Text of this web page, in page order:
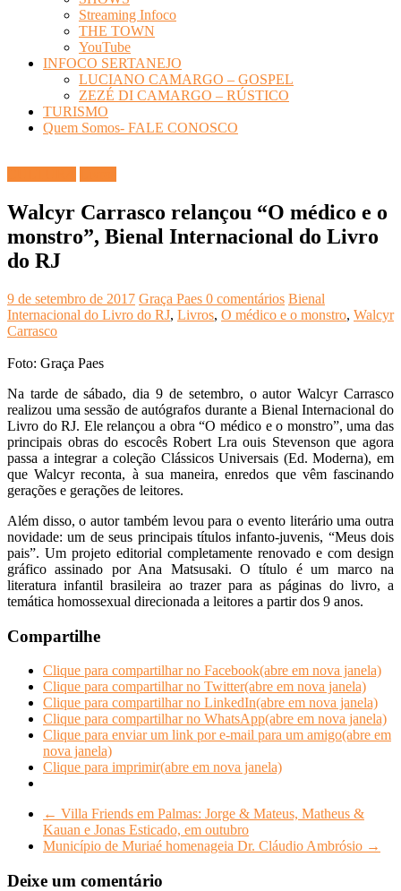
Streaming Infoco
THE TOWN
YouTube
INFOCO SERTANEJO
LUCIANO CAMARGO – GOSPEL
ZEZÉ DI CAMARGO – RÚSTICO
TURISMO
Quem Somos- FALE CONOSCO
Walcyr Carrasco relançou “O médico e o
monstro”, Bienal Internacional do Livro
do RJ
9 de setembro de 2017 Graça Paes 0 comentários Bienal
Internacional do Livro do RJ, Livros, O médico e o monstro, Walcyr
Carrasco
Foto: Graça Paes
Na tarde de sábado, dia 9 de setembro, o autor Walcyr Carrasco
realizou uma sessão de autógrafos durante a Bienal Internacional do
Livro do RJ. Ele relançou a obra “O médico e o monstro”, uma das
principais obras do escocês Robert Lra ouis Stevenson que agora
passa a integrar a coleção Clássicos Universais (Ed. Moderna), em
que Walcyr reconta, à sua maneira, enredos que vêm fascinando
gerações e gerações de leitores.
Além disso, o autor também levou para o evento literário uma outra
novidade: um de seus principais títulos infanto-juvenis, “Meus dois
pais”. Um projeto editorial completamente renovado e com design
gráfico assinado por Ana Matsusaki. O título é um marco na
literatura infantil brasileira ao trazer para as páginas do livro, a
temática homossexual direcionada a leitores a partir dos 9 anos.
Compartilhe
Clique para compartilhar no Facebook(abre em nova janela)
Clique para compartilhar no Twitter(abre em nova janela)
Clique para compartilhar no LinkedIn(abre em nova janela)
Clique para compartilhar no WhatsApp(abre em nova janela)
Clique para enviar um link por e-mail para um amigo(abre em
nova janela)
Clique para imprimir(abre em nova janela)
← Villa Friends em Palmas: Jorge & Mateus, Matheus &
Kauan e Jonas Esticado, em outubro
Município de Muriaé homenageia Dr. Cláudio Ambrósio →
Deixe um comentário